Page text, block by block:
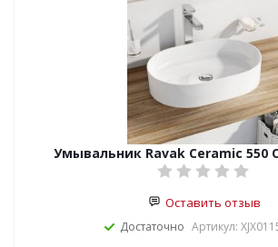
Умывальник Ravak Ceramic 550
Оставить отзыв
Достаточно Артикул: